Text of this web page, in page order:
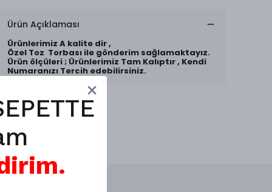
Ürün Açıklaması
Ürünlerimiz A kalite dir ,
Özel Toz Torbası ile gönderim sağlamaktayız.
Ürün ölçüleri ; Ürünlerimiz Tam Kalıptır , Kendi
Numaranızı Tercih edebilirsiniz.